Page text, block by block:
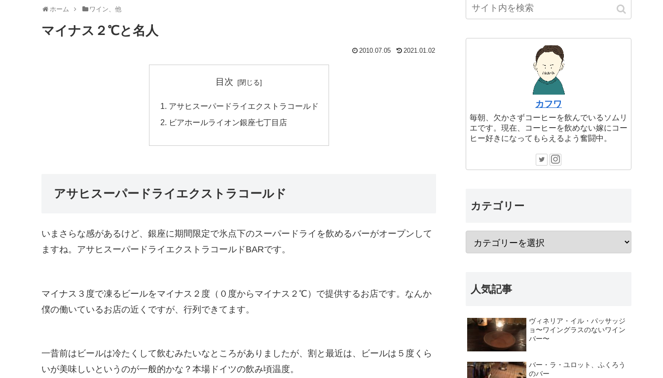
ホーム ワイン、他
マイナス２℃と名人
2010.07.05 2021.01.02
目次
アサヒスーパードライエクストラコールド
ビアホールライオン銀座七丁目店
アサヒスーパードライエクストラコールド
いまさらな感があるけど、銀座に期間限定で氷点下のスーパードライを飲めるバーがオープンして
ますね。アサヒスーパードライエクストラコールドBARです。
マイナス３度で凍るビールをマイナス２度（０度からマイナス２℃）で提供するお店です。なんか
僕の働いているお店の近くですが、行列できてます。
一昔前はビールは冷たくして飲むみたいなところがありましたが、割と最近は、ビールは５度くら
いが美味しいというのが一般的かな？本場ドイツの飲み頃温度。
カフワ
毎朝、欠かさずコーヒーを飲んでいるソムリ
エです。現在、コーヒーを飲めない嫁にコー
ヒー好きになってもらえるよう奮闘中。
カテゴリー
人気記事
ヴィネリア・イル・パッサッジ
ョ〜ワイングラスのないワイン
バー〜
バー・ラ・ユロット、ふくろう
のバー